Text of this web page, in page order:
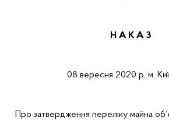
Н А К А З
08 вересня 2020 р. м.
Про затвердження переліку майна